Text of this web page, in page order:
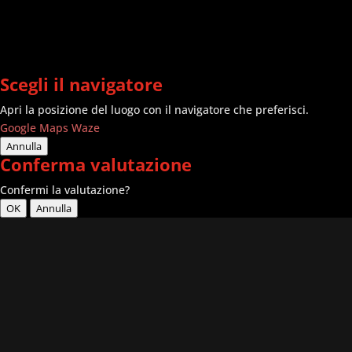
Scegli il navigatore
Apri la posizione del luogo con il navigatore che preferisci.
Google Maps Waze
Annulla
Conferma valutazione
Confermi la valutazione?
OK Annulla